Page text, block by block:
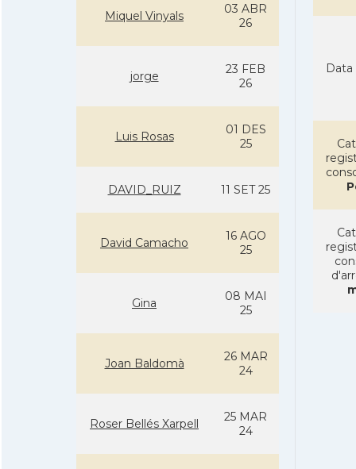
Miquel Vinyals
03 ABR
26
jorge
23 FEB
26
Luis Rosas
01 DES
25
DAVID_RUIZ 11 SET 25
David Camacho
16 AGO
25
Gina
08 MAI
25
Joan Baldomà
26 MAR
24
Roser Bellés Xarpell
25 MAR
24
Data